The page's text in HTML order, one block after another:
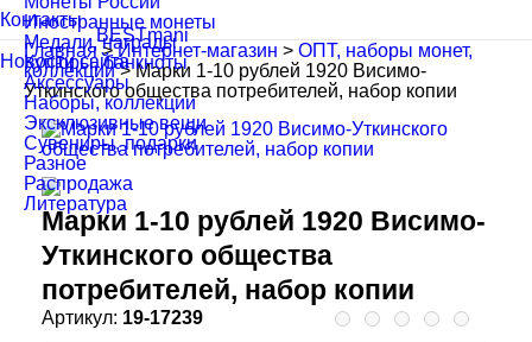
Контакты
Новости сайта
Иностранные монеты
Медали, награды
Купюры, банкноты
Аксессуары
Наборы, коллекции
Эксклюзивные вещи
Сувениры, подарки
Разное
Распродажа
Литература
Главная >Интернет-магазин > ОПТ, наборы монет,
коллекции>Марки 1-10 рублей 1920 Висимо-
Уткинского общества потребителей, набор копии
Марки 1-10 рублей 1920 Висимо-
Уткинского общества
потребителей, набор копии
Артикул: 19-17239